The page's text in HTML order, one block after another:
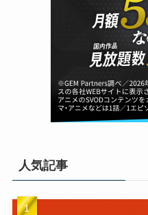
人気記事